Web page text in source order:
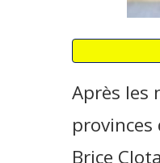
Après les
provinces
Brice